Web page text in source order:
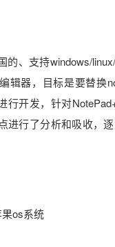
的、支持windows/
辑器，目标是要替换
行开发，针对
进行了分析和吸收，
os系统